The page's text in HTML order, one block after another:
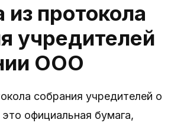
протокола
учредителей
ООО
собрания учредителей о
официальная бумага,